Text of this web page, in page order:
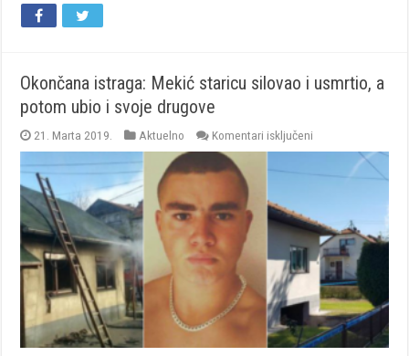
Okončana istraga: Mekić staricu silovao i usmrtio, a
potom ubio i svoje drugove
21. Marta 2019. Aktuelno Komentari isključeni
Okončana
Mekić
i
usmrtio,
a
potom
ubio
i
svoje
drugove